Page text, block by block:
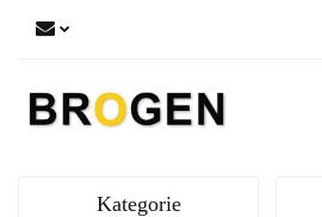
Kategorie